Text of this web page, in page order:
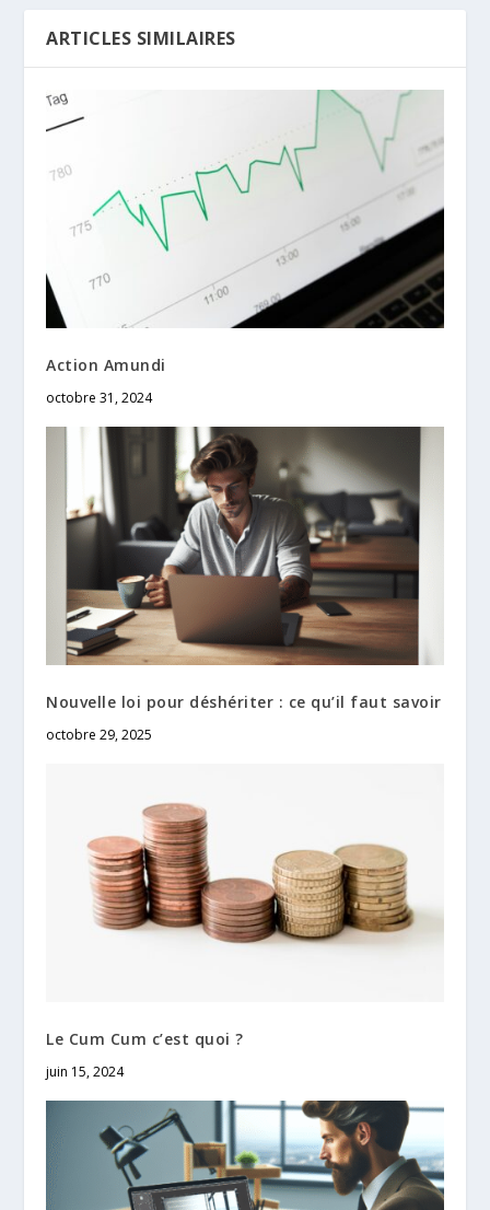
ARTICLES SIMILAIRES
Action Amundi
octobre 31, 2024
Nouvelle loi pour déshériter : ce qu’il faut savoir
octobre 29, 2025
Le Cum Cum c’est quoi ?
juin 15, 2024